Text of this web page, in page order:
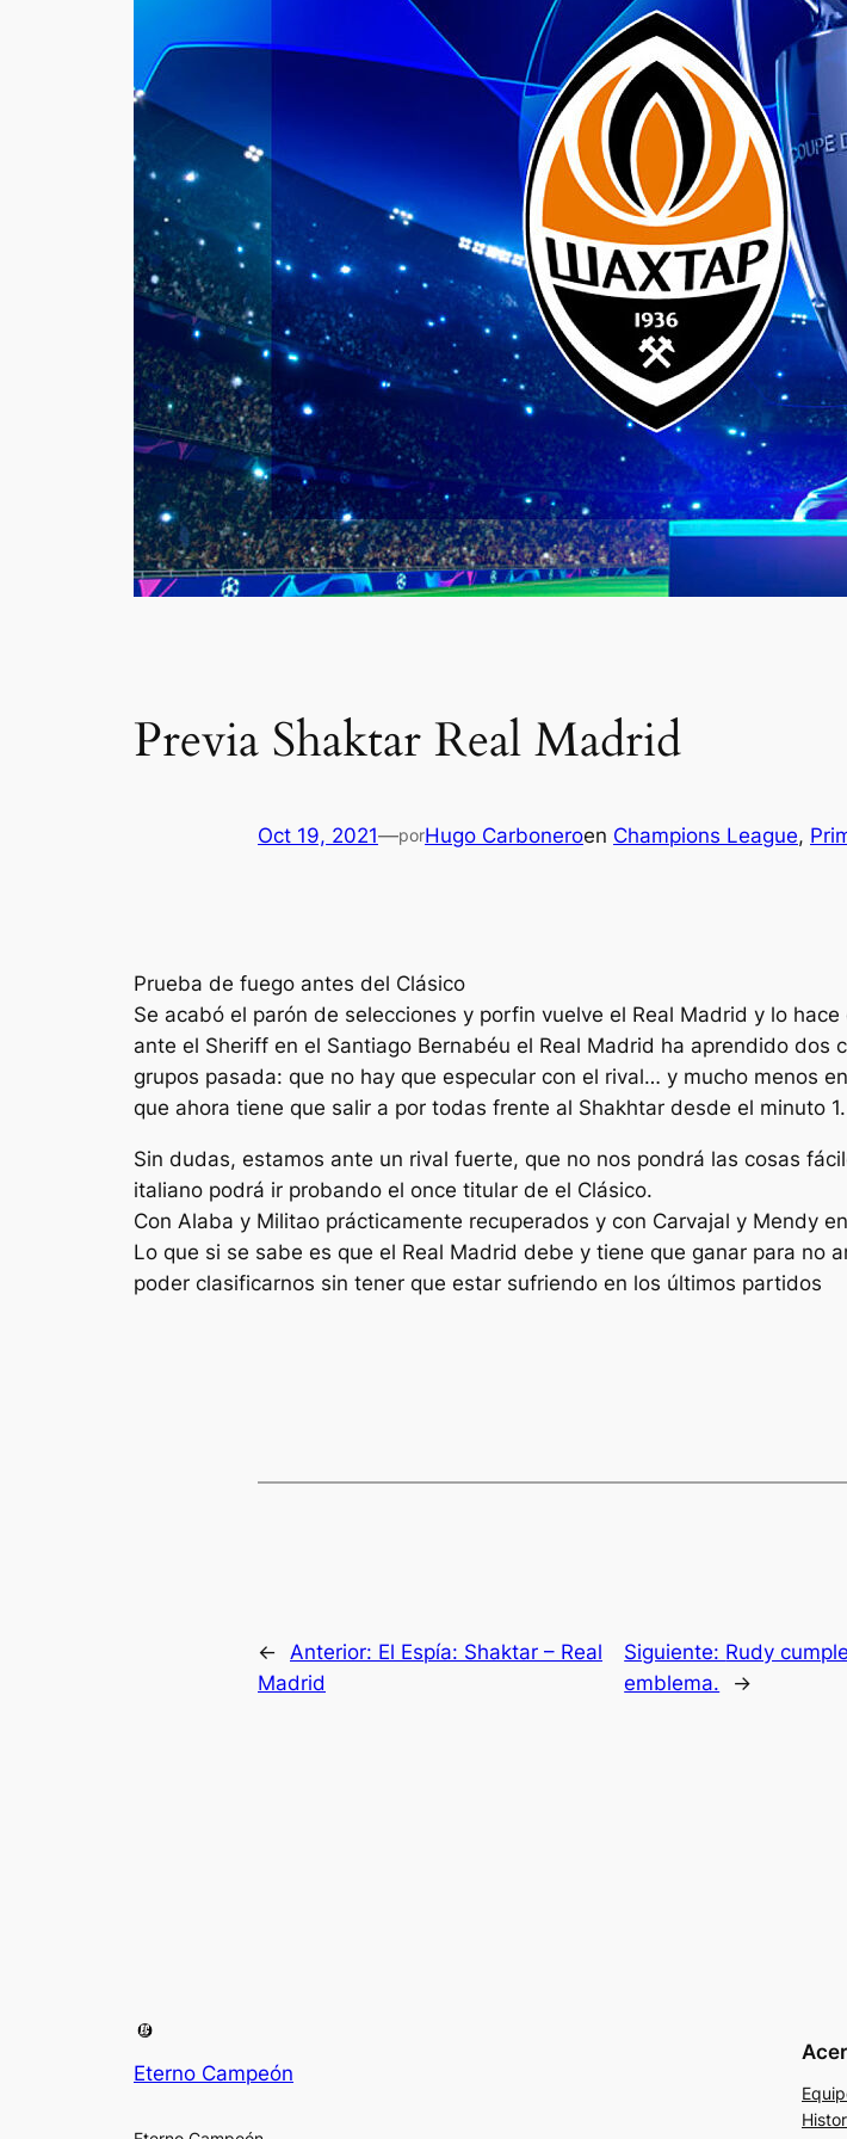
Previa Shaktar Real Madrid
Oct 19, 2021—porHugo Carboneroen Champions League,
Prueba de fuego antes del Clásico
Se acabó el parón de selecciones y porfin vuelve el Real Madrid y lo
ante el Sheriff en el Santiago Bernabéu el Real Madrid ha aprendido
grupos pasada: que no hay que especular con el rival… y mucho menos
que ahora tiene que salir a por todas frente al Shakhtar desde el minuto 1.
Sin dudas, estamos ante un rival fuerte, que no nos pondrá las cosas
italiano podrá ir probando el once titular de el Clásico.
Con Alaba y Militao prácticamente recuperados y con Carvajal y Mendy
Lo que si se sabe es que el Real Madrid debe y tiene que ganar para no
poder clasificarnos sin tener que estar sufriendo en los últimos partidos
← Anterior: El Espía: Shaktar – Real
Madrid
Siguiente: Rudy
emblema.
→
Eterno Campeón